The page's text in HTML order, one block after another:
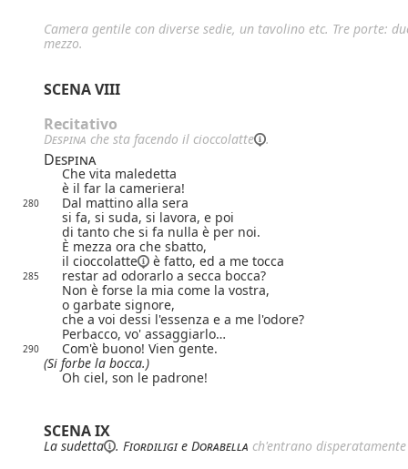
Camera gentile con diverse sedie, un tavolino etc. Tre porte:
mezzo.
SCENA VIII
Recitativo
Despina che sta facendo il cioccolatte .
Despina
Che vita maledetta
è il far la cameriera!
280
Dal mattino alla sera
si fa, si suda, si lavora, e poi
di tanto che si fa nulla è per noi.
È mezza ora che sbatto,
il cioccolatte
è fatto, ed a me tocca
285
restar ad odorarlo a secca bocca?
Non è forse la mia come la vostra,
o garbate signore,
che a voi dessi l'essenza e a me l'odore?
Perbacco, vo' assaggiarlo…
290
Com'è buono! Vien gente.
(Si forbe la bocca.)
Oh ciel, son le padrone!
SCENA IX
La sudetta . Fiordiligie Dorabella ch'entrano